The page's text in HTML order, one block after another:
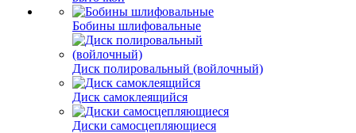
Бобины шлифовальные
Диск полировальный (войлочный)
Диск самоклеящийся
Диски самосцепляющиеся